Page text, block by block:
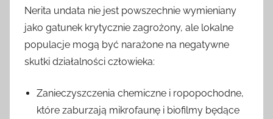
Nerita undata nie jest powszechnie wymieniany
jako gatunek krytycznie zagrożony, ale lokalne
populacje mogą być narażone na negatywne
skutki działalności człowieka:
Zanieczyszczenia chemiczne i ropopochodne,
które zaburzają mikrofaunę i biofilmy będące